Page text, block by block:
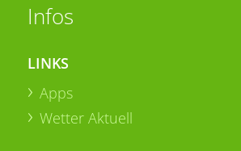
Infos
LINKS
Apps
Wetter Aktuell